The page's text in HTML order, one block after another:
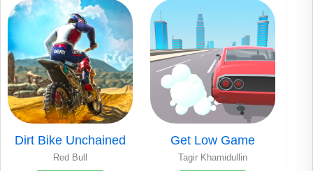
Dirt Bike Unchained
Red Bull
Get Low Game
Tagir Khamidullin